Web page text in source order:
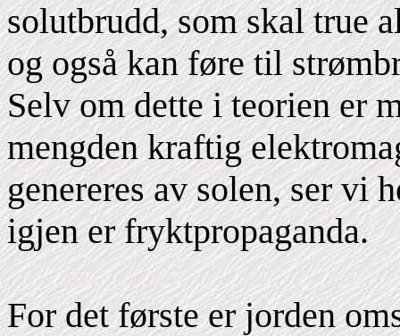
solutbrudd, som skal true
og også kan føre til
Selv om dette i teorien er
mengden kraftig
genereres av solen, ser vi
igjen er fryktpropaganda.
For det første er jorden